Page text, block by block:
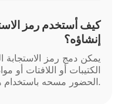
كيف أستخدم رمز
إنشاؤه؟
يمكن دمج رمز الاستجابة
الكتيبات أو اللافتات أو
الحضور مسحه باستخدام هاتف ذكي أو جهاز لوحي.